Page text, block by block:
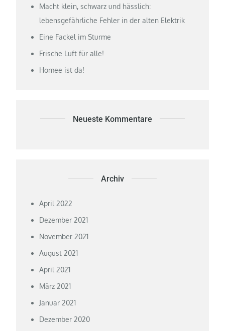
Macht klein, schwarz und hässlich:
lebensgefährliche Fehler in der alten Elektrik
Eine Fackel im Sturme
Frische Luft für alle!
Homee ist da!
Neueste Kommentare
Archiv
April 2022
Dezember 2021
November 2021
August 2021
April 2021
März 2021
Januar 2021
Dezember 2020